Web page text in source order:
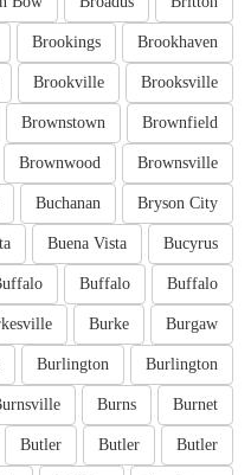
Brookhaven
Brookings
Brooksville
Brookville
Brownfield
Brownstown
Brownsville
Brownwood
Bryson City
Buchanan
Bucyrus
Buena Vista
Buffalo
Buffalo
Burgaw
Burke
Burlington
Burlington
Burnet
Burns
Butler
Butler
Butler